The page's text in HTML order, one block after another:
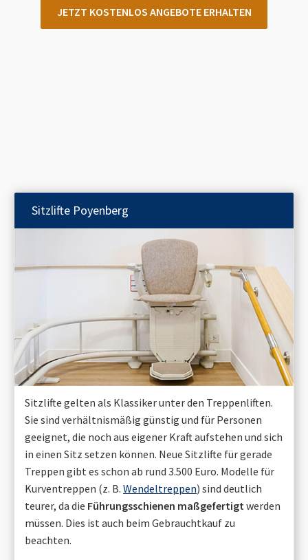
JETZT KOSTENLOS ANGEBOTE ERHALTEN
Sitzlifte Poyenberg
Sitzlifte gelten als Klassiker unter den Treppenliften.
Sie sind verhältnismäßig günstig und für Personen
geeignet, die noch aus eigener Kraft aufstehen und sich
in einen Sitz setzen können. Neue Sitzlifte für gerade
Treppen gibt es schon ab rund 3.500 Euro. Modelle für
Kurventreppen (z. B. Wendeltreppen) sind deutlich
teurer, da die Führungsschienen maßgefertigt werden
müssen. Dies ist auch beim Gebrauchtkauf zu
beachten.